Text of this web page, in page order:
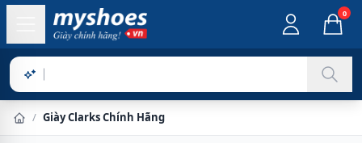
0
Sản
/ Giày Clarks Chính Hãng